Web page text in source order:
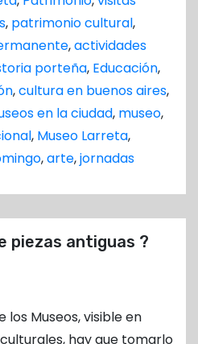
, patrimonio cultural,
,actividades
porteña, Educación,
,cultura en buenos aires,
en la ciudad, museo,
, Museo Larreta,
,arte,jornadas
piezas antiguas ?
Museos, visible en
hay que tomarlo